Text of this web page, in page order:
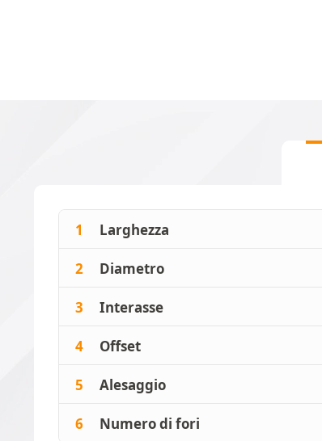
1 Larghezza
2 Diametro
3 Interasse
4 Offset
5 Alesaggio
6 Numero di fori